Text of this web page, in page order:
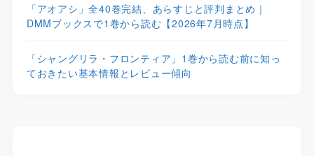
「アオアシ」全40巻完結、あらすじと評判まとめ｜
DMMブックスで1巻から読む【2026年7月時点】
「シャングリラ・フロンティア」1巻から読む前に知っ
ておきたい基本情報とレビュー傾向